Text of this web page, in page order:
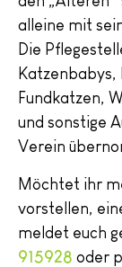
alleine mit
Die
Fundkatzen,
und sonstige
Verein
Möchtet ihr
vorstellen,
meldet euch
915928 oder